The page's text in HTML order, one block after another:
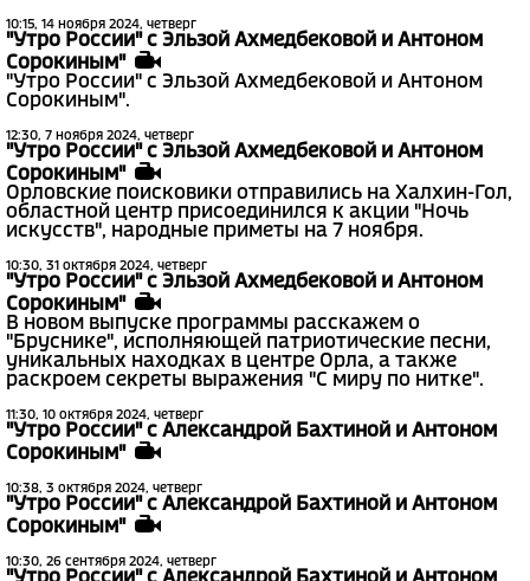
10:15, 14 ноября 2024, четверг
"Утро России" с Эльзой Ахмедбековой и Антоном
Сорокиным"
"Утро России" с Эльзой Ахмедбековой и Антоном
Сорокиным".
12:30, 7 ноября 2024, четверг
"Утро России" с Эльзой Ахмедбековой и Антоном
Сорокиным"
Орловские поисковики отправились на Халхин-Гол,
областной центр присоединился к акции "Ночь
искусств", народные приметы на 7 ноября.
10:30, 31 октября 2024, четверг
"Утро России" с Эльзой Ахмедбековой и Антоном
Сорокиным"
В новом выпуске программы расскажем о
"Бруснике", исполняющей патриотические песни,
уникальных находках в центре Орла, а также
раскроем секреты выражения "С миру по нитке".
11:30, 10 октября 2024, четверг
"Утро России" с Александрой Бахтиной и Антоном
Сорокиным"
10:38, 3 октября 2024, четверг
"Утро России" с Александрой Бахтиной и Антоном
Сорокиным"
10:30, 26 сентября 2024, четверг